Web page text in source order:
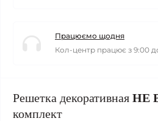
Працюємо щодня
Кол-центр працює з 9:00
Решетка декоративная НЕ
комплект